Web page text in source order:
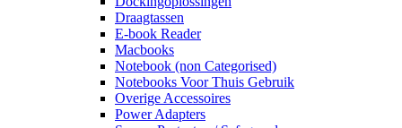
Draagtassen
E-book Reader
Macbooks
Notebook (non Categorised)
Notebooks Voor Thuis Gebruik
Overige Accessoires
Power Adapters